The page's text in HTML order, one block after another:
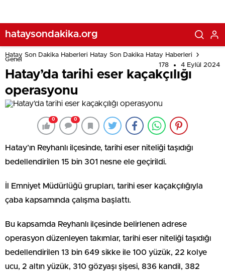
hataysondakika.org
Hatay Son Dakika Haberleri Hatay Son Dakika Hatay Haberleri
Genel
178
4 Eylül 2024
Hatay’da tarihi eser kaçakçılığı
operasyonu
0 0
Hatay’ın Reyhanlı ilçesinde, tarihi eser niteliği taşıdığı
bedellendirilen 15 bin 301 nesne ele geçirildi.
İl Emniyet Müdürlüğü grupları, tarihi eser kaçakçılığıyla
çaba kapsamında çalışma başlattı.
Bu kapsamda Reyhanlı ilçesinde belirlenen adrese
operasyon düzenleyen takımlar, tarihi eser niteliği taşıdığı
bedellendirilen 13 bin 649 sikke ile 100 yüzük, 22 kolye
ucu, 2 altın yüzük, 310 gözyaşı şişesi, 836 kandil, 382